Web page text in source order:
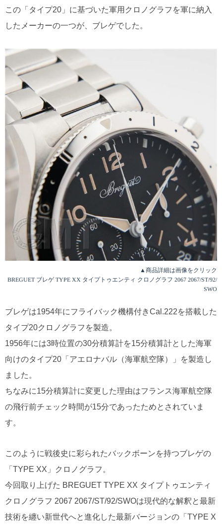
この「タイプ20」に基づいた軍用クロノグラフを軍に納入
したメーカーの一つが、ブレゲでした。
▲商品詳細は画像をクリック
BREGUET ブレゲ TYPE XX タイプトゥエンティ クロノグラフ 2067 2067/ST/92/
SWO
ブレゲは1954年にフライバック機構付きCal.222を搭載した
タイプ20クロノグラフを製造。
1956年には3時位置の30分積算計を15分積算計とした海軍
向けのタイプ20「アエロナバル（海軍航空隊）」を製造し
ました。
ちなみに15分積算計に変更した理由はフランス海軍航空隊
の飛行前チェック時間が15分であったためとされていま
す。
このように戦後史に彩られたバックボーンを持つブレゲの
「TYPE XX」クロノグラフ。
今回取り上げた BREGUET TYPE XX タイプトゥエンティ
クロノグラフ 2067 2067/ST/92/SWOは現代的な解釈と最新
技術を纏い新世代へと進化した最新バージョンの「TYPE X